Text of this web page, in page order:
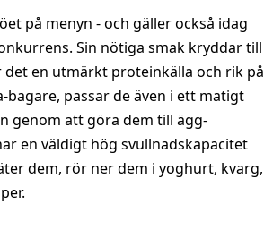
på menyn - och gäller också idag
Sin nötiga smak kryddar till
det en utmärkt proteinkälla och rik på
passar de även i ett matigt
genom att göra dem till ägg-
en väldigt hög svullnadskapacitet
dem, rör ner dem i yoghurt, kvarg,